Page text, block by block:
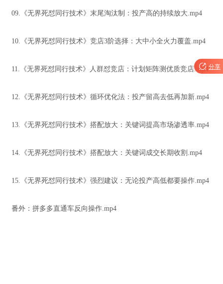
09.《无界死怼同行技术》末尾淘汰制：投产高的持续放大.mp4
10.《无界死怼同行技术》竞店3阶选择：大中小全火力覆盖.mp4
11.《无界死怼同行技术》人群怼竞店：计划矩阵测优质竞店.mp4
12.《无界死怼同行技术》循环优化法：投产留高去低再加新.mp4
13.《无界死怼同行技术》搭配放大：关键词提高市场渗透率.mp4
14.《无界死怼同行技术》搭配放大：关键词成交长期收割.mp4
15.《无界死怼同行技术》强烈建议：无论投产高低都要操作.mp4
番外：拼多多直通车反向操作.mp4
 分享